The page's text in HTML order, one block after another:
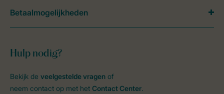
Hulp nodig?
Bekijk de veelgestelde vragen of
neem contact op met het Contact Center.
Betaalmogelijkheden